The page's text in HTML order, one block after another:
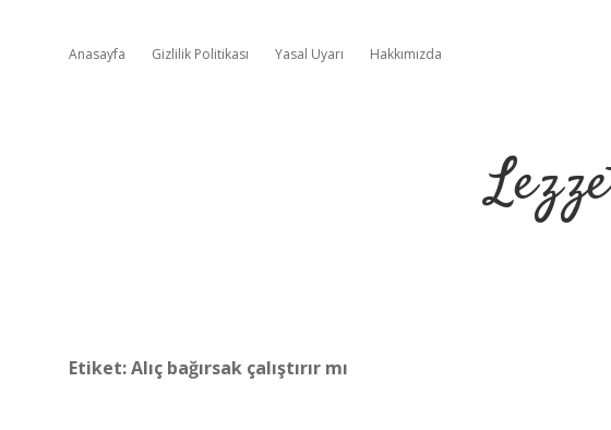
Anasayfa Gizlilik Politikası Yasal Uyarı Hakkımızda
Etiket:Alıç bağırsak çalıştırır mı